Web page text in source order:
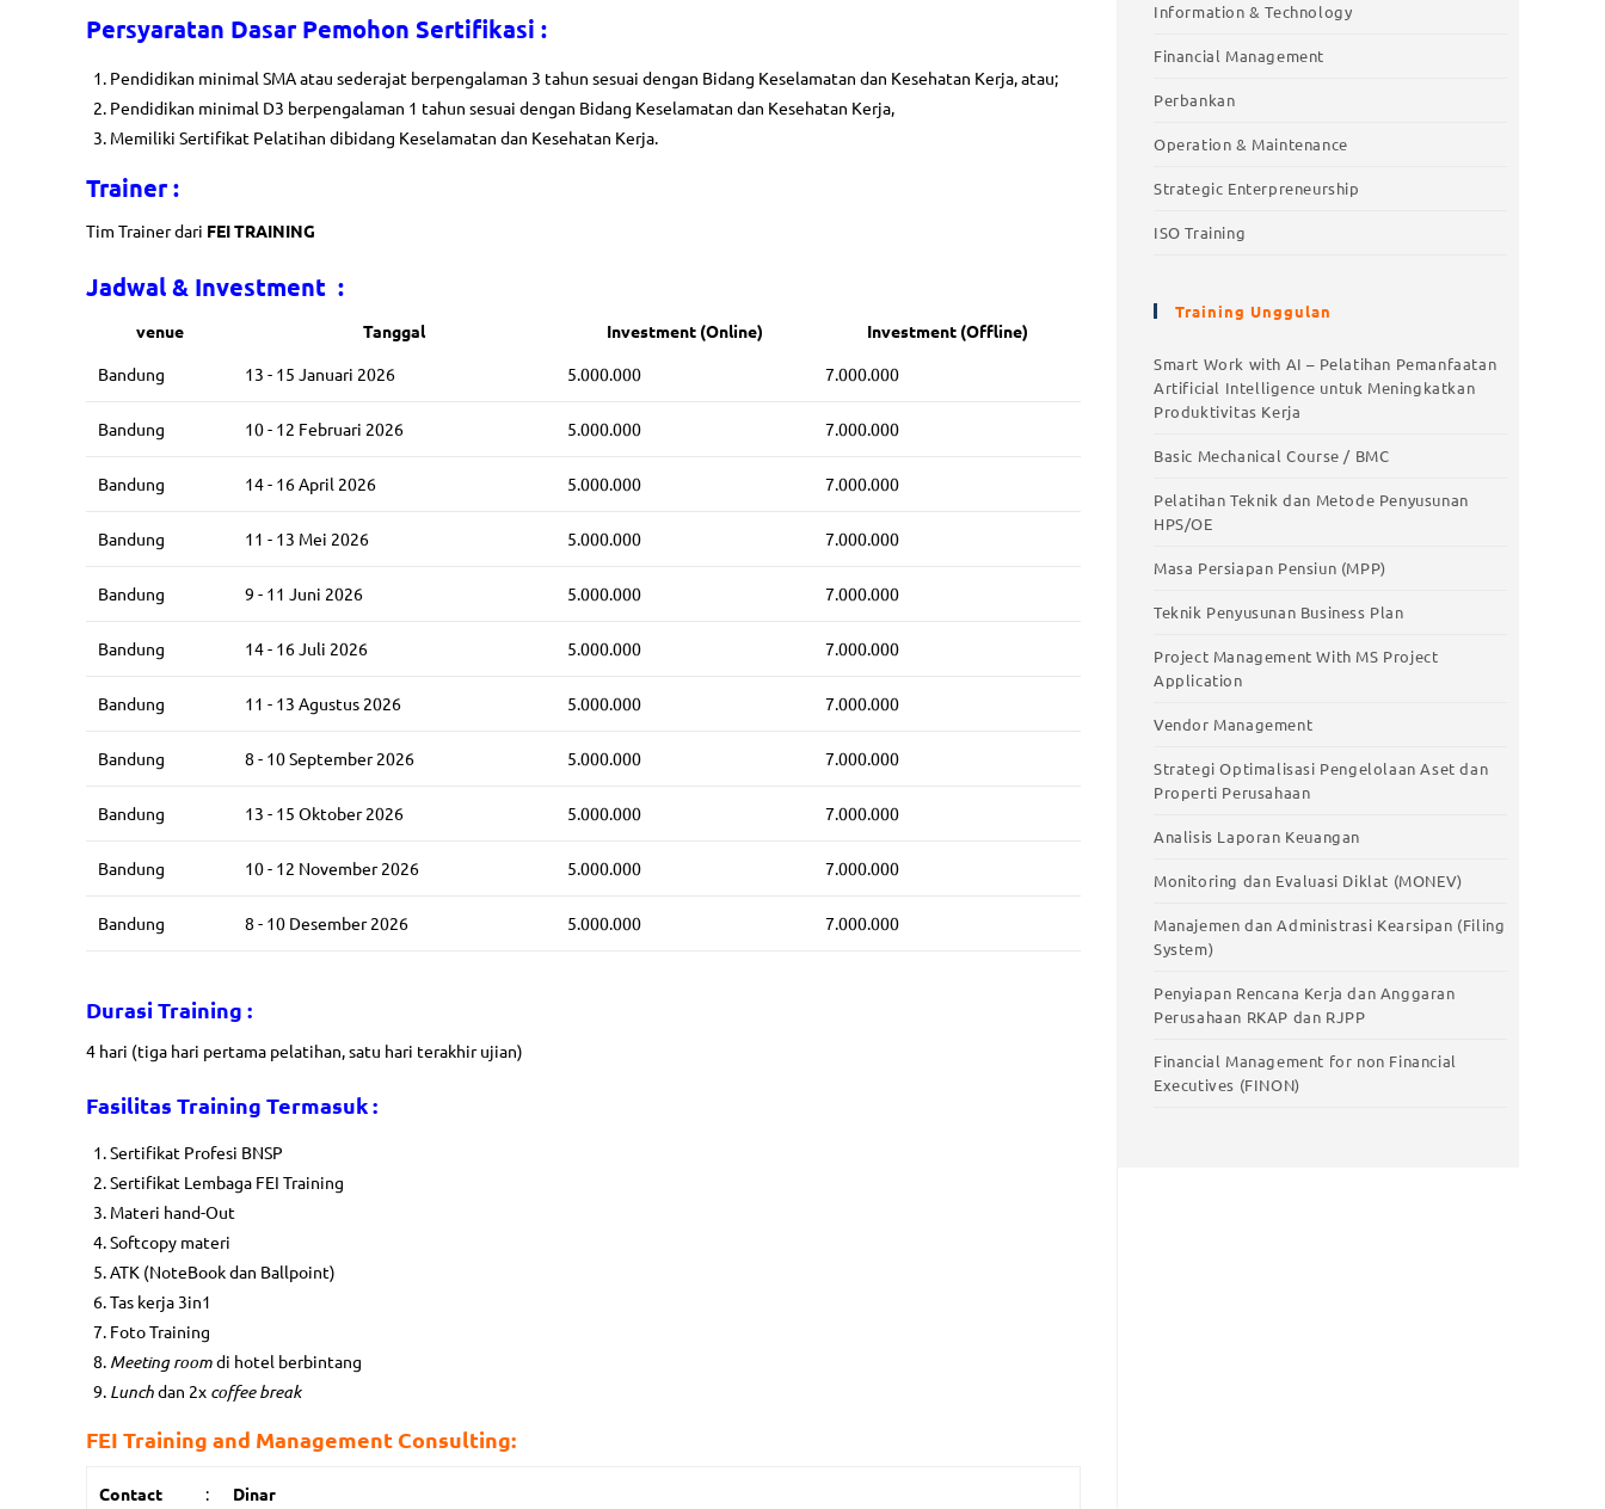
Persyaratan Dasar Pemohon Sertifikasi :
Pendidikan minimal SMA atau sederajat berpengalaman 3 tahun sesuai dengan Bidang Keselamatan dan Kesehatan Kerja, atau;
Pendidikan minimal D3 berpengalaman 1 tahun sesuai dengan Bidang Keselamatan dan Kesehatan Kerja,
Memiliki Sertifikat Pelatihan dibidang Keselamatan dan Kesehatan Kerja.
Trainer:
Tim Trainer dari FEI TRAINING
Jadwal & Investment :
venue Tanggal Investment (Online)
Investment (Offline)
Bandung
13 - 15 Januari 2026 5.000.000 7.000.000
Bandung 10 - 12 Februari 2026 5.000.000 7.000.000
Bandung 14 - 16 April 2026 5.000.000 7.000.000
Bandung 11 - 13 Mei 2026 5.000.000 7.000.000
Bandung 9 - 11 Juni 2026 5.000.000 7.000.000
Bandung 14 - 16 Juli 2026 5.000.000 7.000.000
Bandung 11 - 13 Agustus 2026 5.000.000 7.000.000
Bandung 8 - 10 September 2026 5.000.000 7.000.000
Bandung 13 - 15 Oktober 2026 5.000.000 7.000.000
Bandung 10 - 12 November 2026 5.000.000 7.000.000
Bandung 8 - 10 Desember 2026 5.000.000 7.000.000
Durasi Training :
4 hari (tiga hari pertama pelatihan, satu hari terakhir ujian)
Fasilitas Training Termasuk :
Sertifikat Profesi BNSP
Sertifikat Lembaga FEI Training
Materi hand-Out
Softcopy materi
ATK (NoteBook dan Ballpoint)
Tas kerja 3in1
Foto Training
Meeting roomdi hotel berbintang
Lunchdan 2x coffee break
FEI Training and Management Consulting:
Contact : Dinar
Information & Technology
Financial Management
Perbankan
Operation & Maintenance
Strategic Enterpreneurship
ISO Training
Training Unggulan
Smart Work with AI – Pelatihan Pemanfaatan
Artificial Intelligence untuk Meningkatkan
Produktivitas Kerja
Basic Mechanical Course / BMC
Pelatihan Teknik dan Metode Penyusunan
HPS/OE
Masa Persiapan Pensiun (MPP)
Teknik Penyusunan Business Plan
Project Management With MS Project
Application
Vendor Management
Strategi Optimalisasi Pengelolaan Aset dan
Properti Perusahaan
Analisis Laporan Keuangan
Monitoring dan Evaluasi Diklat (MONEV)
Manajemen dan Administrasi Kearsipan (Filing
System)
Penyiapan Rencana Kerja dan Anggaran
Perusahaan RKAP dan RJPP
Financial Management for non Financial
Executives (FINON)
Follow Us